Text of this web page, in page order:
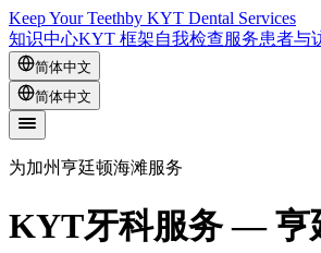
Keep Your Teethby KYT Dental Services
知识中心KYT 框架自我检查服务患者与
简体中文
简体中文
为加州亨廷顿海滩服务
KYT牙科服务 — 亨